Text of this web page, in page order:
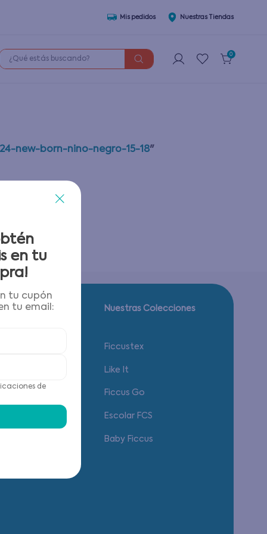
Mis pedidos Nuestras Tiendas
estás buscando? 0
new-born-nino-negro-15-18"
Guía de tallas. Nuestras Colecciones
Ficcustex
Like It
Ficcus Go
Escolar FCS
Baby Ficcus
en tu
tu cupón
tu email:
de